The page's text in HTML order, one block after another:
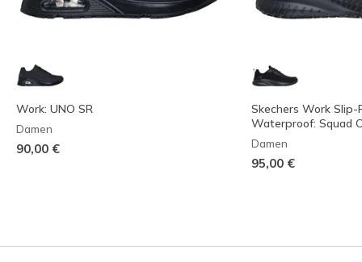
Work: UNO SR
Damen
90,00 €
Skechers Work Slip-
Waterproof: Squad
Damen
95,00 €